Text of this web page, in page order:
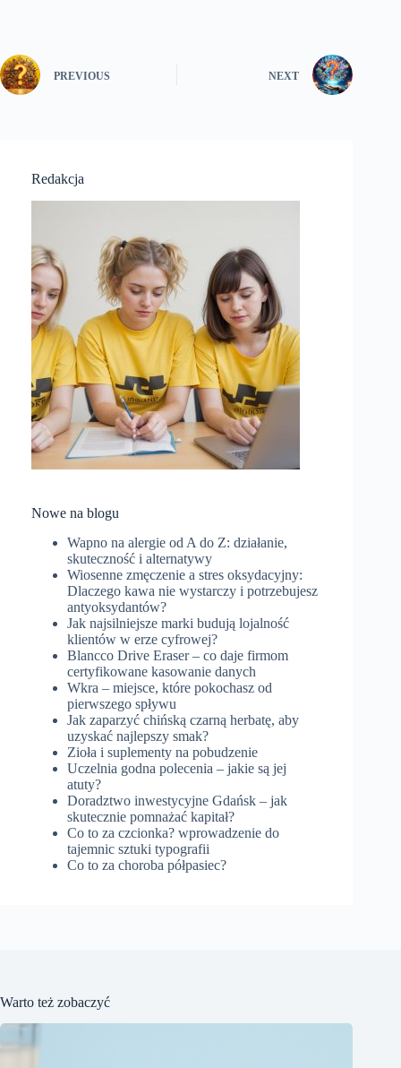
PREVIOUS NEXT
Redakcja
Nowe na blogu
Wapno na alergie od A do Z: działanie,
skuteczność i alternatywy
Wiosenne zmęczenie a stres oksydacyjny:
Dlaczego kawa nie wystarczy i potrzebujesz
antyoksydantów?
Jak najsilniejsze marki budują lojalność
klientów w erze cyfrowej?
Blancco Drive Eraser – co daje firmom
certyfikowane kasowanie danych
Wkra – miejsce, które pokochasz od
pierwszego spływu
Jak zaparzyć chińską czarną herbatę, aby
uzyskać najlepszy smak?
Zioła i suplementy na pobudzenie
Uczelnia godna polecenia – jakie są jej
atuty?
Doradztwo inwestycyjne Gdańsk – jak
skutecznie pomnażać kapitał?
Co to za czcionka? wprowadzenie do
tajemnic sztuki typografii
Co to za choroba półpasiec?
Warto też zobaczyć